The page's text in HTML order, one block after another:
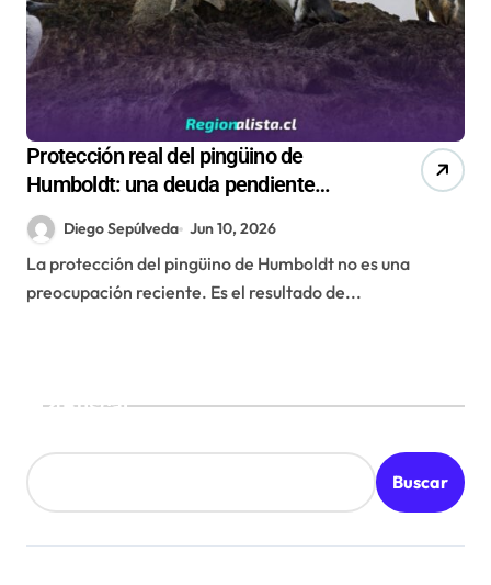
Protección real del pingüino de
Humboldt: una deuda pendiente
como país
Diego Sepúlveda Jun 10, 2026
La protección del pingüino de Humboldt no es una
preocupación reciente. Es el resultado de...
Buscar
Buscar